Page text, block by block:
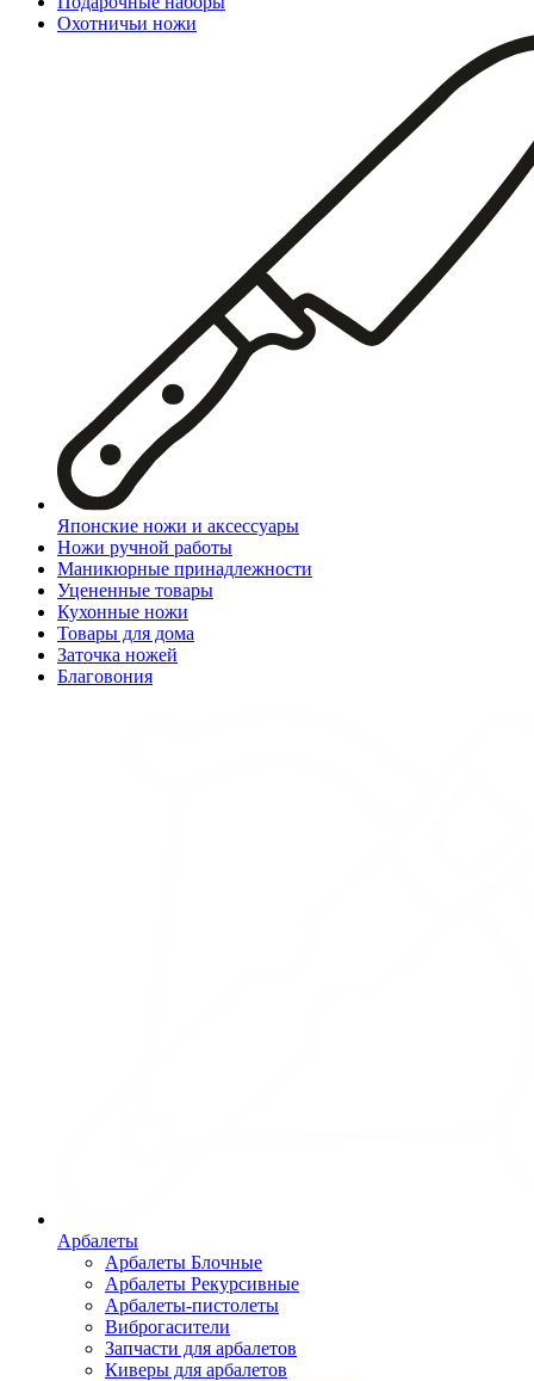
Охотничьи ножи
Японские ножи и аксессуары
Ножи ручной работы
Маникюрные принадлежности
Уцененные товары
Кухонные ножи
Товары для дома
Заточка ножей
Благовония
Арбалеты
Арбалеты Блочные
Арбалеты Рекурсивные
Арбалеты-пистолеты
Виброгасители
Запчасти для арбалетов
Киверы для арбалетов